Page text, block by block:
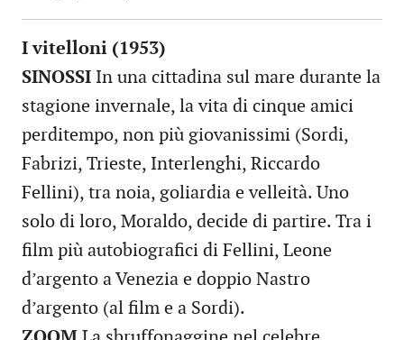
I vitelloni (1953)
SINOSSI In una cittadina sul mare durante la
stagione invernale, la vita di cinque amici
perditempo, non più giovanissimi (Sordi,
Fabrizi, Trieste, Interlenghi, Riccardo
Fellini), tra noia, goliardia e velleità. Uno
solo di loro, Moraldo, decide di partire. Tra i
film più autobiografici di Fellini, Leone
d’argento a Venezia e doppio Nastro
d’argento (al film e a Sordi).